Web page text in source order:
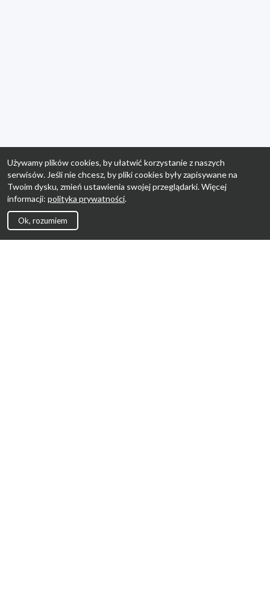
Używamy plików cookies, by ułatwić korzystanie z naszych
serwisów. Jeśli nie chcesz, by pliki cookies były zapisywane na
Twoim dysku, zmień ustawienia swojej przeglądarki. Więcej
informacji: polityka prywatności.
Ok, rozumiem